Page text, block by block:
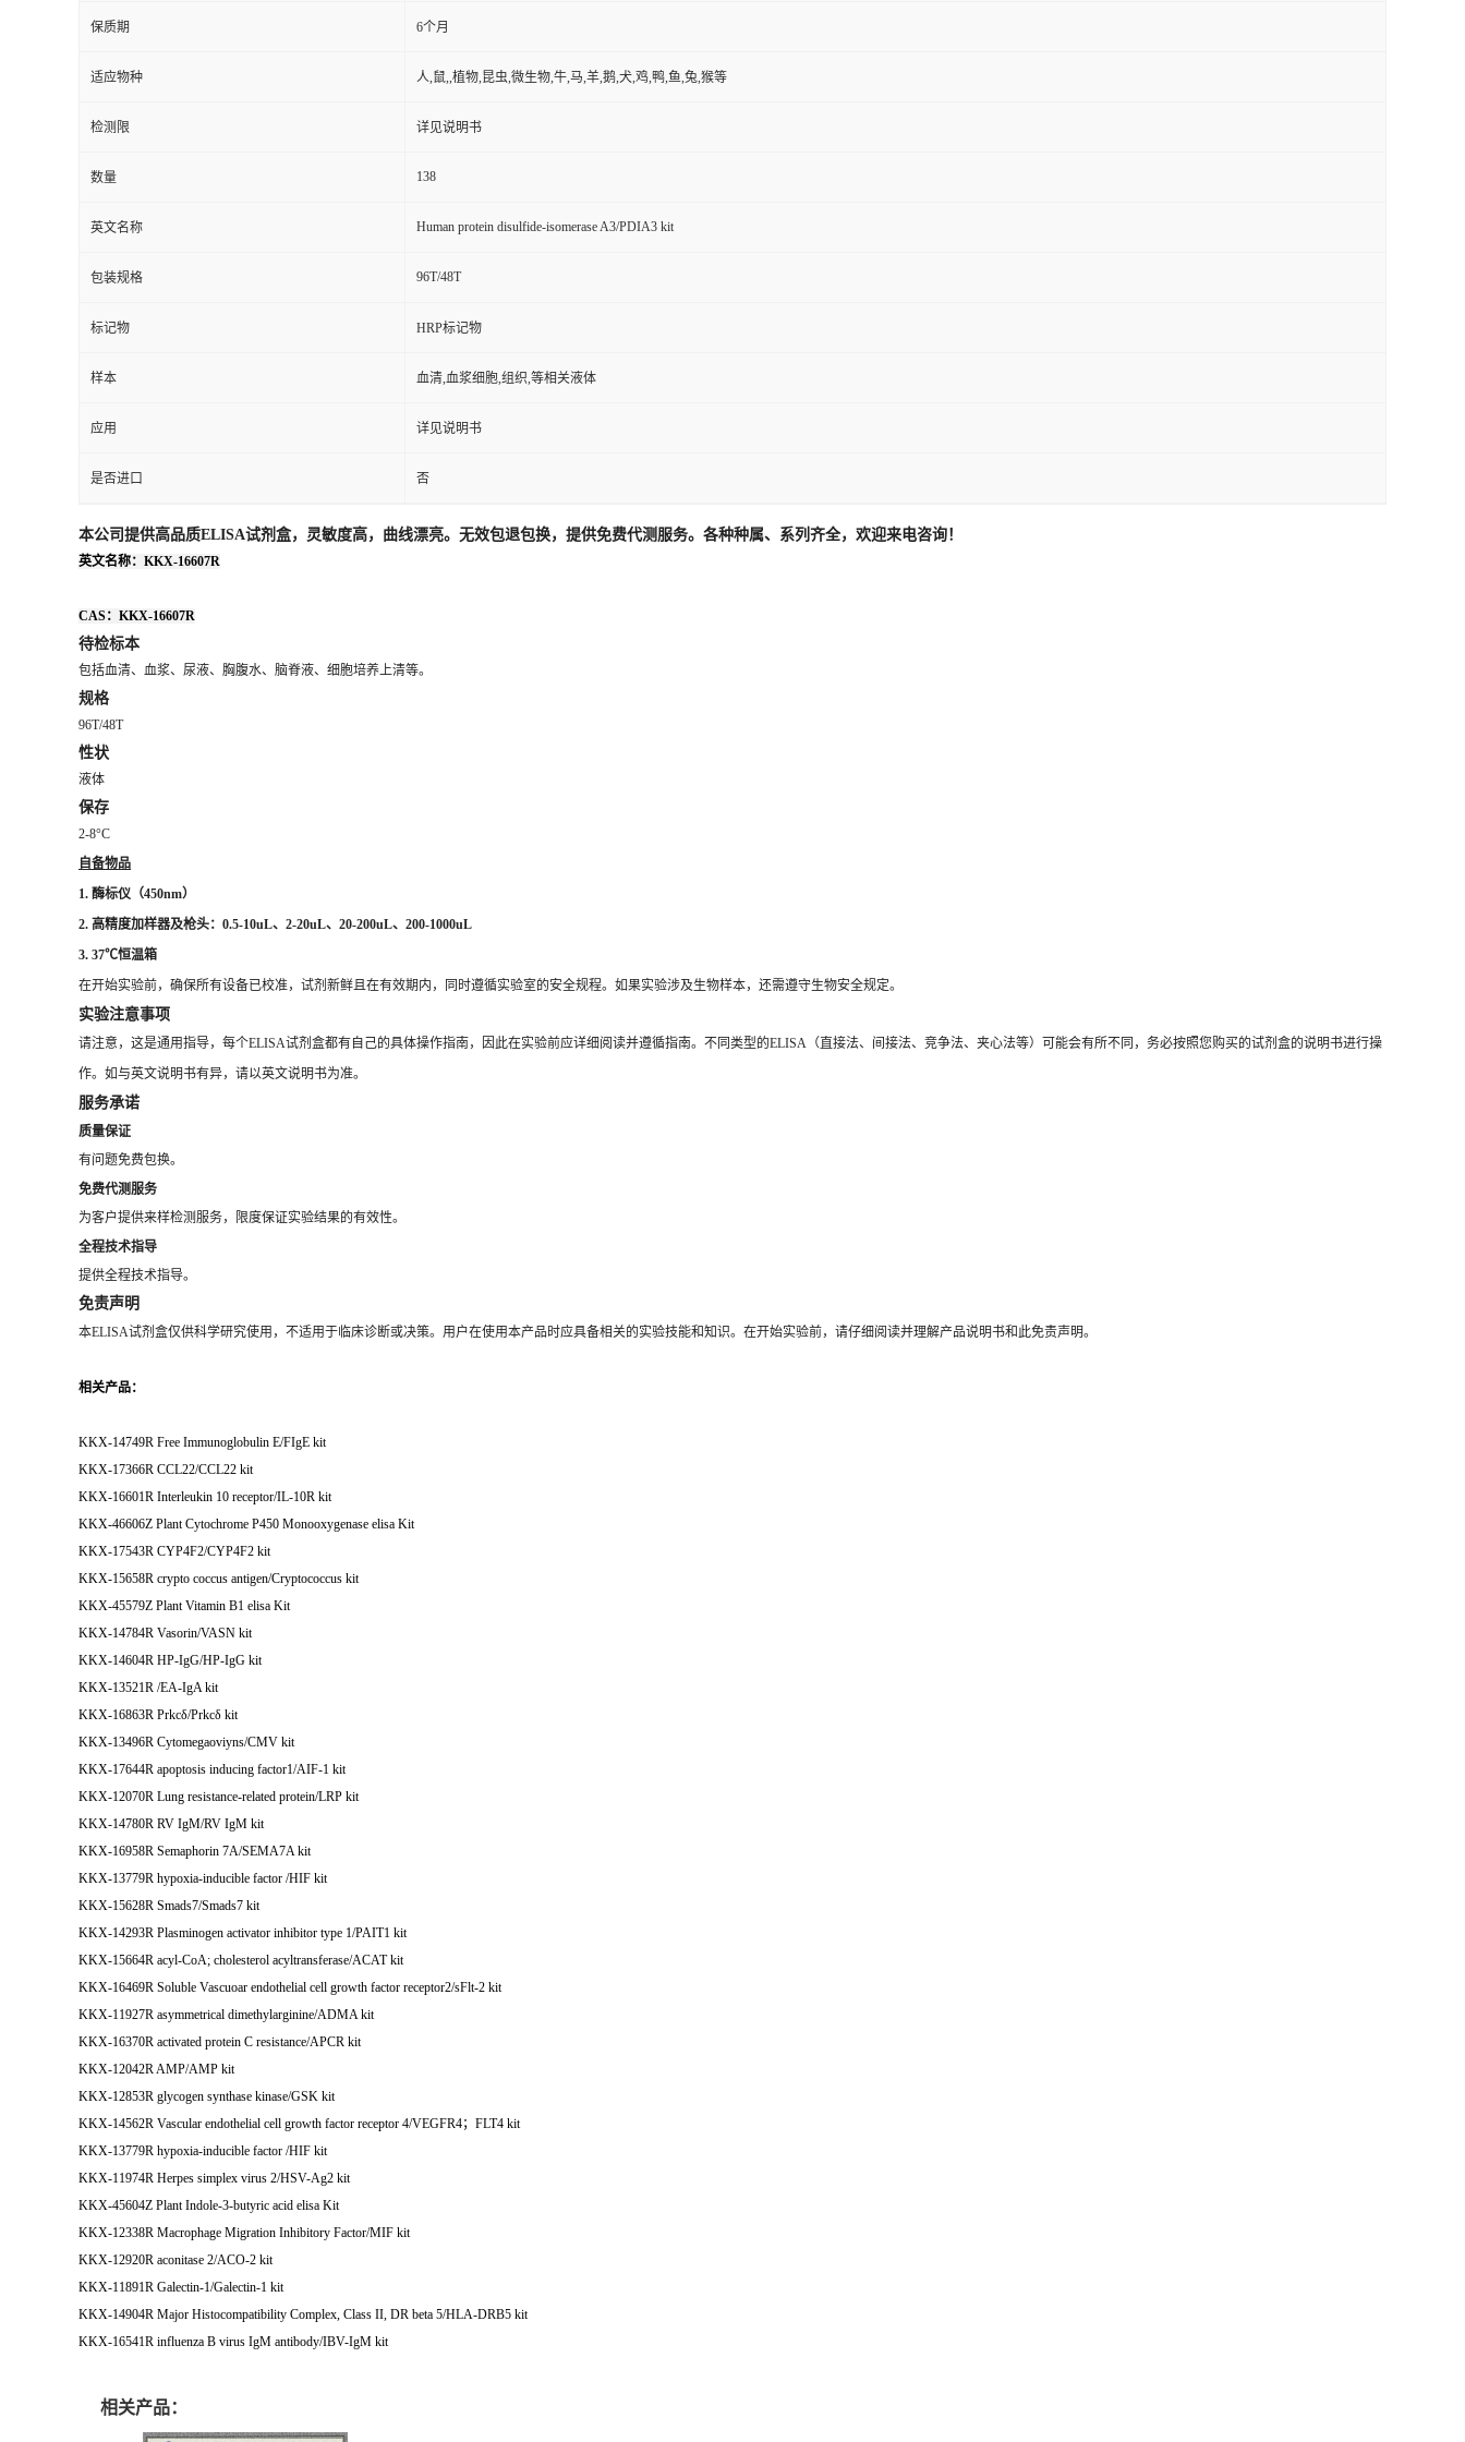
保质期 6个月
适应物种 人,鼠,,植物,昆虫,微生物,牛,马,羊,鹅,犬,鸡,鸭,鱼,兔,猴等
检测限 详见说明书
数量 138
英文名称 Human protein disulfide-isomerase A3/PDIA3 kit
包装规格 96T/48T
标记物 HRP标记物
样本 血清,血浆细胞,组织,等相关液体
应用 详见说明书
是否进口 否
本公司提供高品质ELISA试剂盒，灵敏度高，曲线漂亮。无效包退包换，提供免费代测服务。各种种属、系列齐全，欢迎来电咨询！
英文名称：KKX-16607R
CAS：KKX-16607R
待检标本
包括血清、血浆、尿液、胸腹水、脑脊液、细胞培养上清等。
规格
96T/48T
性状
液体
保存
2-8°C
自备物品
1. 酶标仪（450nm）
2. 高精度加样器及枪头：0.5-10uL、2-20uL、20-200uL、200-1000uL
3. 37℃恒温箱
在开始实验前，确保所有设备已校准，试剂新鲜且在有效期内，同时遵循实验室的安全规程。如果实验涉及生物样本，还需遵守生物安全规定。
实验注意事项
请注意，这是通用指导，每个ELISA试剂盒都有自己的具体操作指南，因此在实验前应详细阅读并遵循指南。不同类型的ELISA（直接法、间接法、竞争法、夹心法等）可能会有所不同，务必按照您购买的试剂盒的说明书进行操
作。如与英文说明书有异，请以英文说明书为准。
服务承诺
质量保证
有问题免费包换。
免费代测服务
为客户提供来样检测服务，限度保证实验结果的有效性。
全程技术指导
提供全程技术指导。
免责声明
本ELISA试剂盒仅供科学研究使用，不适用于临床诊断或决策。用户在使用本产品时应具备相关的实验技能和知识。在开始实验前，请仔细阅读并理解产品说明书和此免责声明。
相关产品：
KKX-14749R Free Immunoglobulin E/FIgE kit
KKX-17366R CCL22/CCL22 kit
KKX-16601R Interleukin 10 receptor/IL-10R kit
KKX-46606Z Plant Cytochrome P450 Monooxygenase elisa Kit
KKX-17543R CYP4F2/CYP4F2 kit
KKX-15658R crypto coccus antigen/Cryptococcus kit
KKX-45579Z Plant Vitamin B1 elisa Kit
KKX-14784R Vasorin/VASN kit
KKX-14604R HP-IgG/HP-IgG kit
KKX-13521R /EA-IgA kit
KKX-16863R Prkcδ/Prkcδ kit
KKX-13496R Cytomegaoviyns/CMV kit
KKX-17644R apoptosis inducing factor1/AIF-1 kit
KKX-12070R Lung resistance-related protein/LRP kit
KKX-14780R RV IgM/RV IgM kit
KKX-16958R Semaphorin 7A/SEMA7A kit
KKX-13779R hypoxia-inducible factor /HIF kit
KKX-15628R Smads7/Smads7 kit
KKX-14293R Plasminogen activator inhibitor type 1/PAIT1 kit
KKX-15664R acyl-CoA; cholesterol acyltransferase/ACAT kit
KKX-16469R Soluble Vascuoar endothelial cell growth factor receptor2/sFlt-2 kit
KKX-11927R asymmetrical dimethylarginine/ADMA kit
KKX-16370R activated protein C resistance/APCR kit
KKX-12042R AMP/AMP kit
KKX-12853R glycogen synthase kinase/GSK kit
KKX-14562R Vascular endothelial cell growth factor receptor 4/VEGFR4；FLT4 kit
KKX-13779R hypoxia-inducible factor /HIF kit
KKX-11974R Herpes simplex virus 2/HSV-Ag2 kit
KKX-45604Z Plant Indole-3-butyric acid elisa Kit
KKX-12338R Macrophage Migration Inhibitory Factor/MIF kit
KKX-12920R aconitase 2/ACO-2 kit
KKX-11891R Galectin-1/Galectin-1 kit
KKX-14904R Major Histocompatibility Complex, Class II, DR beta 5/HLA-DRB5 kit
KKX-16541R influenza B virus IgM antibody/IBV-IgM kit
相关产品：